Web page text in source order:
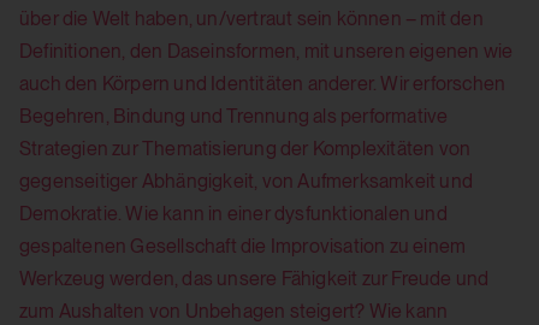
über die Welt haben, un/vertraut sein können – mit den
Definitionen, den Daseinsformen, mit unseren eigenen wie
auch den Körpern und Identitäten anderer. Wir erforschen
Begehren, Bindung und Trennung als performative
Strategien zur Thematisierung der Komplexitäten von
gegenseitiger Abhängigkeit, von Aufmerksamkeit und
Demokratie. Wie kann in einer dysfunktionalen und
gespaltenen Gesellschaft die Improvisation zu einem
Werkzeug werden, das unsere Fähigkeit zur Freude und
zum Aushalten von Unbehagen steigert? Wie kann